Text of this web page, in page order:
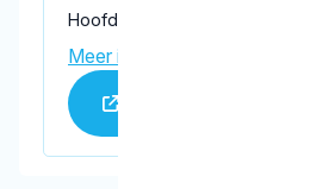
Hoofdstraat 14 A, Terborg 7061 CK
Meer informatie praktijk